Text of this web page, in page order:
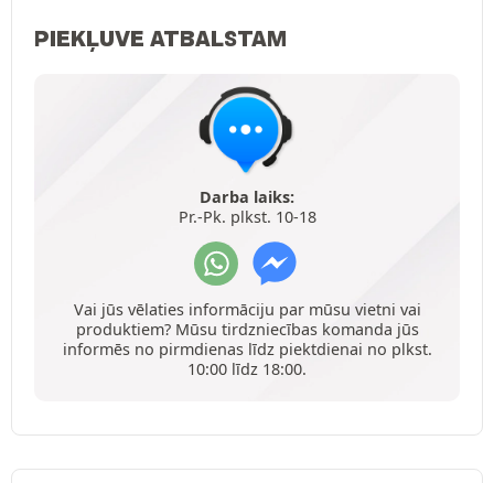
PIEKĻUVE ATBALSTAM
Darba laiks:
Pr.-Pk. plkst. 10-18
Vai jūs vēlaties informāciju par mūsu vietni vai
produktiem? Mūsu tirdzniecības komanda jūs
informēs no pirmdienas līdz piektdienai no plkst.
10:00 līdz 18:00.